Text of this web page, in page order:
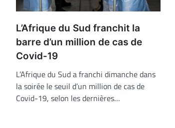
L’Afrique du Sud franchit la
barre d’un million de cas de
Covid-19
L’Afrique du Sud a franchi dimanche dans
la soirée le seuil d’un million de cas de
Covid-19, selon les dernières…